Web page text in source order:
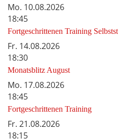
Mo. 10.08.2026
18:45
Fortgeschrittenen Training
Fr. 14.08.2026
18:30
Monatsblitz August
Mo. 17.08.2026
18:45
Fortgeschrittenen Training
Fr. 21.08.2026
18:15